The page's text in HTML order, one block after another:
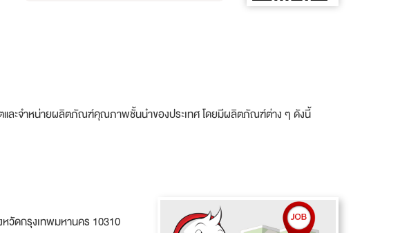
และจำหน่ายผลิตภัณฑ์คุณภาพชั้นนำของประเทศ โดยมีผลิตภัณฑ์ต่าง ๆ ดังนี้
หวัดกรุงเทพมหานคร 10310